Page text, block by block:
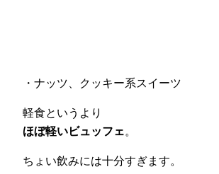
・ナッツ、クッキー系スイーツ
軽食というより
ほぼ軽いビュッフェ。
ちょい飲みには十分すぎます。